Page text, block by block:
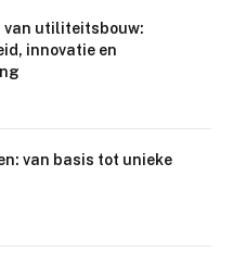
van utiliteitsbouw:
innovatie en
van basis tot unieke